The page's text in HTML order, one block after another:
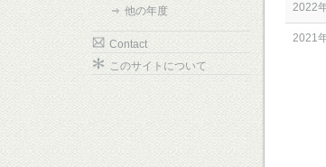
他の年度
Contact
このサイトについて
2022
2021